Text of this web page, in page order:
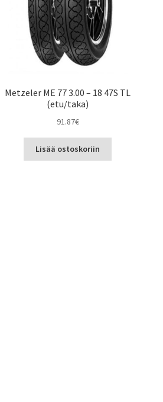
Metzeler ME 77 3.00 – 18 47S TL
(etu/taka)
91.87€
Lisää ostoskoriin